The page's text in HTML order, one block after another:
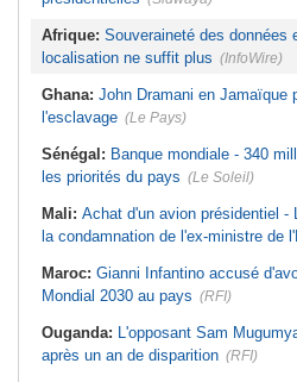
Afrique: Souveraineté des données
localisation ne suffit plus (InfoWire)
Ghana: John Dramani en Jamaïque
l'esclavage (Le Pays)
Sénégal: Banque mondiale - 340
les priorités du pays (Le Soleil)
Mali: Achat d'un avion présidentiel -
la condamnation de l'ex-ministre de
Maroc: Gianni Infantino accusé
Mondial 2030 au pays (RFI)
Ouganda: L'opposant Sam
après un an de disparition (RFI)